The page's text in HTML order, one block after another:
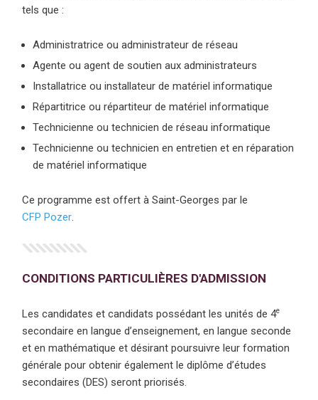
tels que :
Administratrice ou administrateur de réseau
Agente ou agent de soutien aux administrateurs
Installatrice ou installateur de matériel informatique
Répartitrice ou répartiteur de matériel informatique
Technicienne ou technicien de réseau informatique
Technicienne ou technicien en entretien et en réparation
de matériel informatique
Ce programme est offert à Saint-Georges par le
CFP Pozer(ce lien ouvre dans une nouvelle fenêtre)
.
CONDITIONS PARTICULIÈRES D'ADMISSION
Les candidates et candidats possédant les unités de 4e
secondaire en langue d’enseignement, en langue seconde
et en mathématique et désirant poursuivre leur formation
générale pour obtenir également le diplôme d’études
secondaires (DES) seront priorisés.